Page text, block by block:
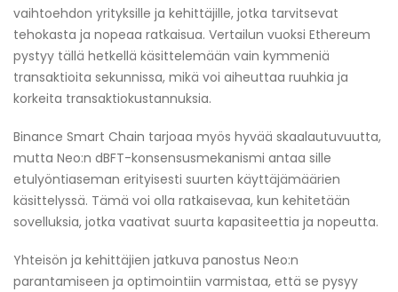
vaihtoehdon yrityksille ja kehittäjille, jotka tarvitsevat
tehokasta ja nopeaa ratkaisua. Vertailun vuoksi Ethereum
pystyy tällä hetkellä käsittelemään vain kymmeniä
transaktioita sekunnissa, mikä voi aiheuttaa ruuhkia ja
korkeita transaktiokustannuksia.
Binance Smart Chain tarjoaa myös hyvää skaalautuvuutta,
mutta Neo:n dBFT-konsensusmekanismi antaa sille
etulyöntiaseman erityisesti suurten käyttäjämäärien
käsittelyssä. Tämä voi olla ratkaisevaa, kun kehitetään
sovelluksia, jotka vaativat suurta kapasiteettia ja nopeutta.
Yhteisön ja kehittäjien jatkuva panostus Neo:n
parantamiseen ja optimointiin varmistaa, että se pysyy